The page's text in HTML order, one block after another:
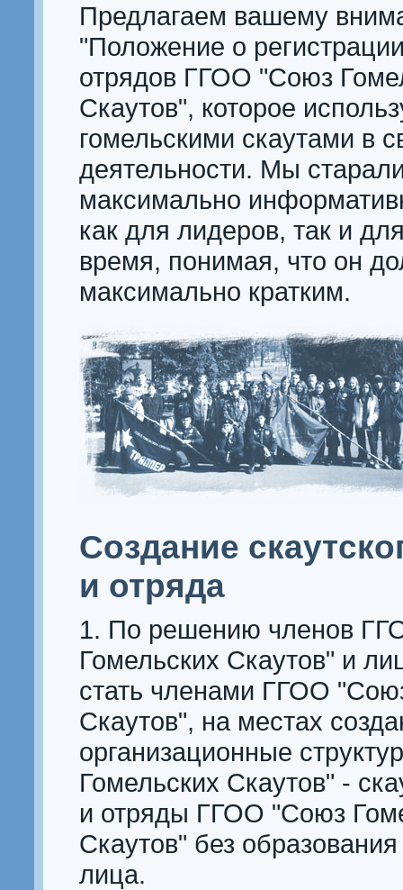
Предлагаем вашему
"Положение о
отрядов ГГОО "Союз
Скаутов", которое
гомельскими скаутами в
деятельности. Мы
максимально
как для лидеров, так и
время, понимая, что он
максимально кратким.
Создание
и отряда
1. По решению членов
Гомельских Скаутов" и
стать членами ГГОО
Скаутов", на местах
организационные
Гомельских Скаутов" -
и отряды ГГОО "Союз
Скаутов" без
лица.